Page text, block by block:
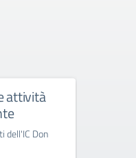
attività
dell'IC Don